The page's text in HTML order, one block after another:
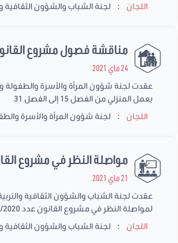
اللجان : لجنة الشباب والشؤون الثقافية
مناقشة فصول مشروع القانون عدد 2020/118 المتعلق
24 ماي 2021
بعمل المنزلي من الفصل 15 إلى الفصل 31
اللجان
: لجنة شؤون المرأة والأسرة
مواصلة النظر في مشروع القانون عدد 118/2020 المتعلق
21 ماي 2021
لمواصلة النظر في مشروع القانون عدد 118/2020 المتعلق بتنظيم العمل المنزلي
اللجان
: لجنة الشباب والشؤون الثقافية